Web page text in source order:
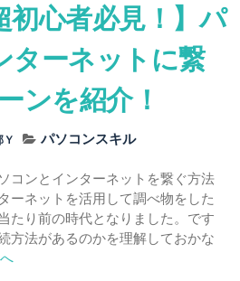
初心者必見！】パ
ターネットに繋
ンを紹介！
パソコンスキル
コンとインターネットを繋ぐ方法
ーネットを活用して調べ物をした
たり前の時代となりました。です
方法があるのかを理解しておかな